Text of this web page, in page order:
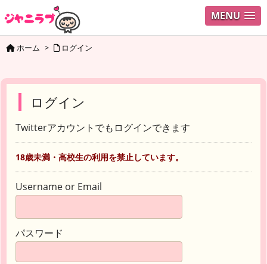
MENU
ホーム > ログイン
ログイン
Twitterアカウントでもログインできます
18歳未満・高校生の利用を禁止しています。
Username or Email
パスワード